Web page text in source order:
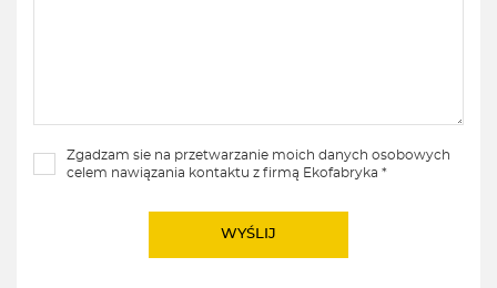
Zgadzam sie na przetwarzanie moich danych osobowych
celem nawiązania kontaktu z firmą Ekofabryka *